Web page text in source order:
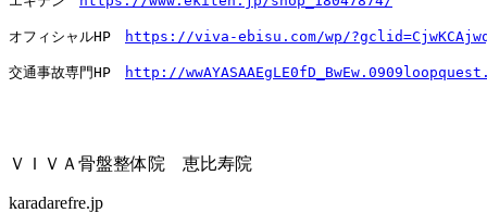
オフィシャルHP https://viva-ebisu.com/wp/
交通事故専門HP http://
ＶＩＶＡ骨盤整体院 恵比寿院
karadarefre.jp